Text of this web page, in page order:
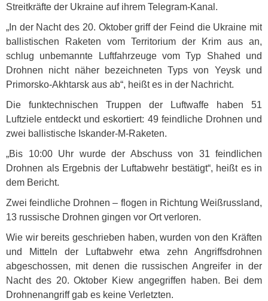
Streitkräfte der Ukraine auf ihrem Telegram-Kanal.
„In der Nacht des 20. Oktober griff der Feind die Ukraine mit
ballistischen Raketen vom Territorium der Krim aus an,
schlug unbemannte Luftfahrzeuge vom Typ Shahed und
Drohnen nicht näher bezeichneten Typs von Yeysk und
Primorsko-Akhtarsk aus ab“, heißt es in der Nachricht.
Die funktechnischen Truppen der Luftwaffe haben 51
Luftziele entdeckt und eskortiert: 49 feindliche Drohnen und
zwei ballistische Iskander-M-Raketen.
„Bis 10:00 Uhr wurde der Abschuss von 31 feindlichen
Drohnen als Ergebnis der Luftabwehr bestätigt“, heißt es in
dem Bericht.
Zwei feindliche Drohnen – flogen in Richtung Weißrussland,
13 russische Drohnen gingen vor Ort verloren.
Wie wir bereits geschrieben haben, wurden von den Kräften
und Mitteln der Luftabwehr etwa zehn Angriffsdrohnen
abgeschossen, mit denen die russischen Angreifer in der
Nacht des 20. Oktober Kiew angegriffen haben. Bei dem
Drohnenangriff gab es keine Verletzten.